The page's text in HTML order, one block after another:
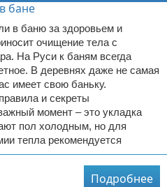
в баню за здоровьем и
очищение тела с
На Руси к баням всегда
В деревнях даже не самая
имеет свою баньку.
и секреты
момент – это укладка
пол холодным, но для
тепла рекомендуется
Подробнее